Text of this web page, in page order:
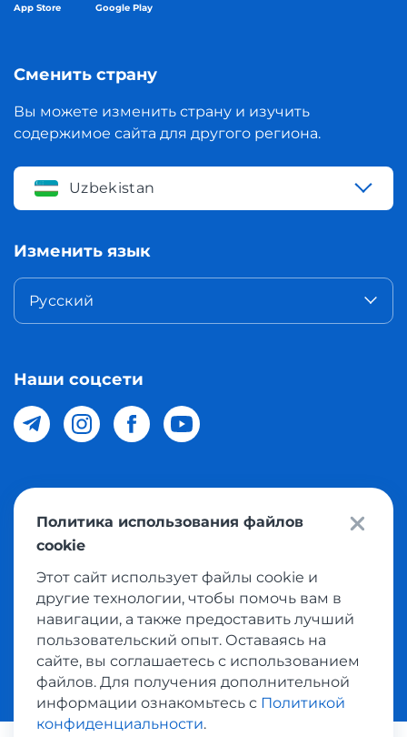
App Store Google Play
Сменить страну
Вы можете изменить страну и изучить
содержимое сайта для другого региона.
Uzbekistan
Изменить язык
Русский
Наши соцсети
© 2026 Meest Shopping доставка покупок с интернет
магазинов мира в Узбекистан. Все права защищены
Политика конфиденциальности
Условия использования сервисом выкупа товаров
Политика использования файлов
cookie
Этот сайт использует файлы cookie и
другие технологии, чтобы помочь вам в
навигации, а также предоставить лучший
пользовательский опыт. Оставаясь на
сайте, вы соглашаетесь с использованием
файлов. Для получения дополнительной
информации ознакомьтесь с Политикой
конфиденциальности.